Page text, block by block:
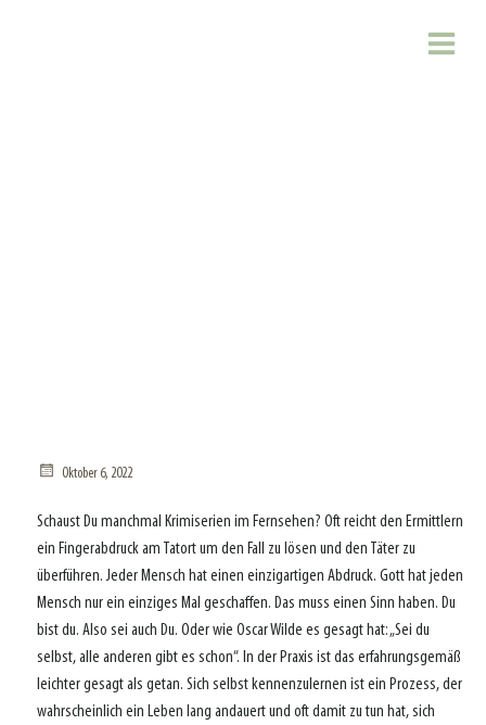
Oktober 6, 2022
Schaust Du manchmal Krimiserien im Fernsehen? Oft reicht den Ermittlern
ein Fingerabdruck am Tatort um den Fall zu lösen und den Täter zu
überführen. Jeder Mensch hat einen einzigartigen Abdruck. Gott hat jeden
Mensch nur ein einziges Mal geschaffen. Das muss einen Sinn haben. Du
bist du. Also sei auch Du. Oder wie Oscar Wilde es gesagt hat: „Sei du
selbst, alle anderen gibt es schon“. In der Praxis ist das erfahrungsgemäß
leichter gesagt als getan. Sich selbst kennenzulernen ist ein Prozess, der
wahrscheinlich ein Leben lang andauert und oft damit zu tun hat, sich